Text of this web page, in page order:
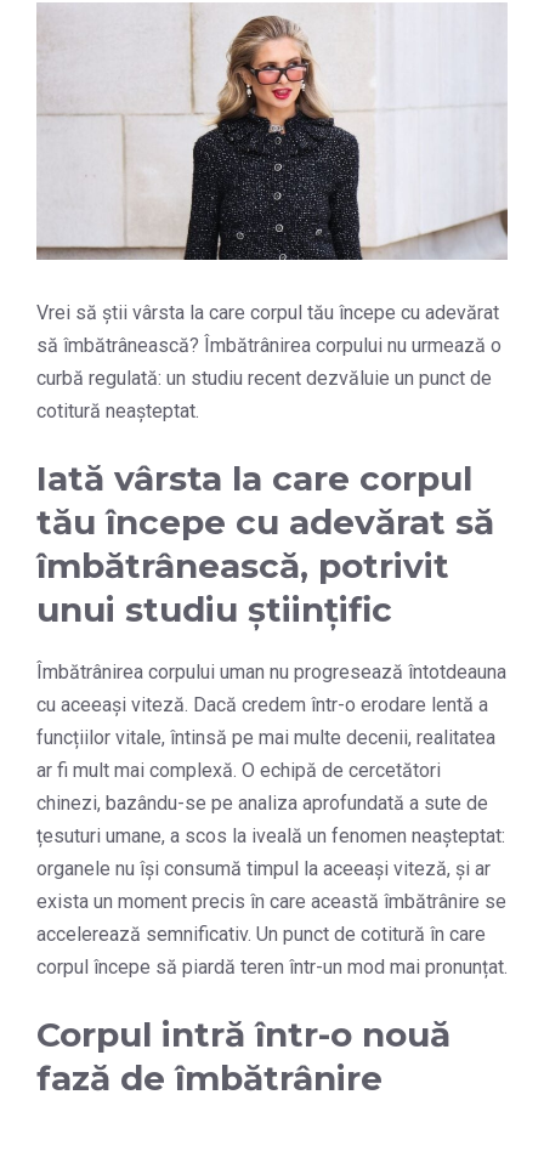
Vrei să știi vârsta la care corpul tău începe cu adevărat
să îmbătrânească? Îmbătrânirea corpului nu urmează o
curbă regulată: un studiu recent dezvăluie un punct de
cotitură neașteptat.
Iată vârsta la care corpul
tău începe cu adevărat să
îmbătrânească, potrivit
unui studiu științific
Îmbătrânirea corpului uman nu progresează întotdeauna
cu aceeași viteză. Dacă credem într-o erodare lentă a
funcțiilor vitale, întinsă pe mai multe decenii, realitatea
ar fi mult mai complexă. O echipă de cercetători
chinezi, bazându-se pe analiza aprofundată a sute de
țesuturi umane, a scos la iveală un fenomen neașteptat:
organele nu își consumă timpul la aceeași viteză, și ar
exista un moment precis în care această îmbătrânire se
accelerează semnificativ. Un punct de cotitură în care
corpul începe să piardă teren într-un mod mai pronunțat.
Corpul intră într-o nouă
fază de îmbătrânire